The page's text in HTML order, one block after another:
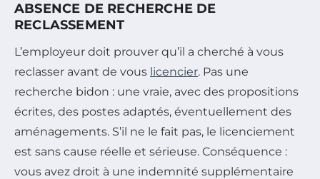
ABSENCE DE RECHERCHE DE
RECLASSEMENT
L’employeur doit prouver qu’il a cherché à vous
reclasser avant de vous licencier. Pas une
recherche bidon : une vraie, avec des propositions
écrites, des postes adaptés, éventuellement des
aménagements. S’il ne le fait pas, le licenciement
est sans cause réelle et sérieuse. Conséquence :
vous avez droit à une indemnité supplémentaire